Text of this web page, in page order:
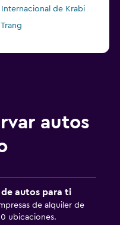
de Krabi
autos
de autos para ti
de alquiler de
ubicaciones.